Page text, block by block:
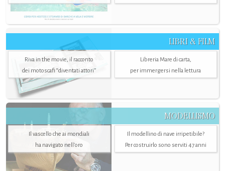
LIBRI & FILM
Riva in the movie, il racconto
dei motoscafi “diventati attori”
Libreria Mare di carta,
per immergersi nella lettura
MODELLISMO
Il vascello che ai mondiali
ha navigato nell’oro
Il modellino di nave irripetibile?
Per costruirlo sono serviti 47 anni